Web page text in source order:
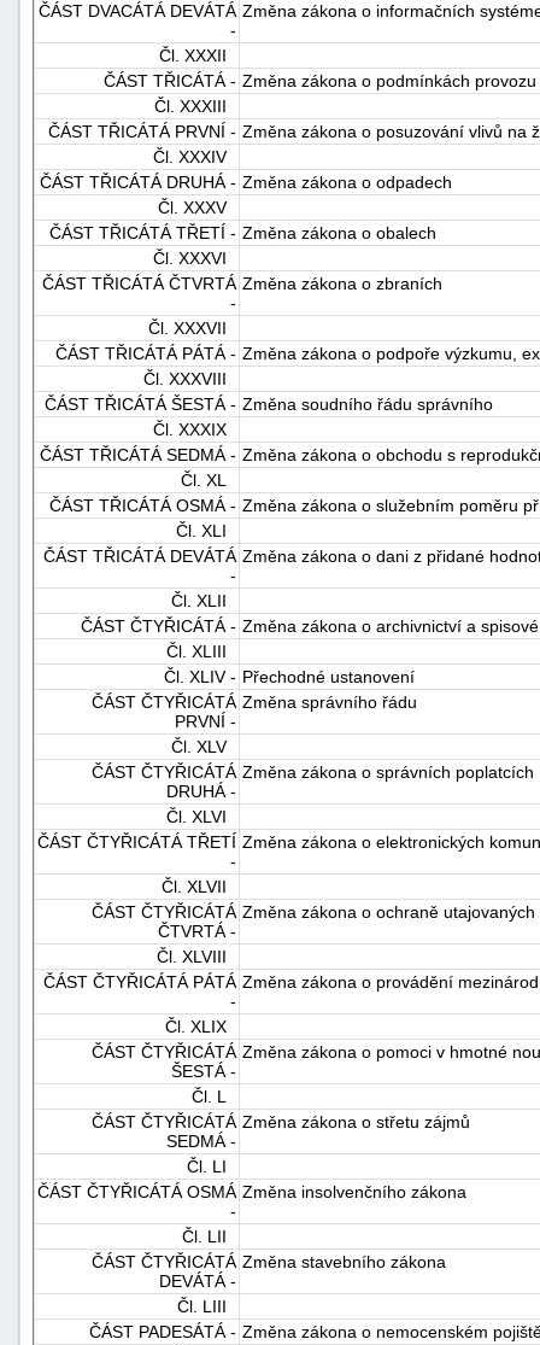
ČÁST DVACÁTÁ DEVÁTÁ
-
Změna zákona o informačních
Čl. XXXII
ČÁST TŘICÁTÁ - Změna zákona o podmínkách
Čl. XXXIII
ČÁST TŘICÁTÁ PRVNÍ - Změna zákona o posuzování vlivů na
Čl. XXXIV
ČÁST TŘICÁTÁ DRUHÁ - Změna zákona o odpadech
Čl. XXXV
ČÁST TŘICÁTÁ TŘETÍ - Změna zákona o obalech
Čl. XXXVI
ČÁST TŘICÁTÁ ČTVRTÁ
-
Změna zákona o zbraních
Čl. XXXVII
ČÁST TŘICÁTÁ PÁTÁ - Změna zákona o podpoře výzkumu,
Čl. XXXVIII
ČÁST TŘICÁTÁ ŠESTÁ - Změna soudního řádu správního
Čl. XXXIX
ČÁST TŘICÁTÁ SEDMÁ - Změna zákona o obchodu s
Čl. XL
ČÁST TŘICÁTÁ OSMÁ - Změna zákona o služebním poměru
Čl. XLI
ČÁST TŘICÁTÁ DEVÁTÁ
-
Změna zákona o dani z přidané
Čl. XLII
ČÁST ČTYŘICÁTÁ - Změna zákona o archivnictví a
Čl. XLIII
Čl. XLIV - Přechodné ustanovení
ČÁST ČTYŘICÁTÁ
PRVNÍ -
Změna správního řádu
Čl. XLV
ČÁST ČTYŘICÁTÁ
DRUHÁ -
Změna zákona o správních poplatcích
Čl. XLVI
ČÁST ČTYŘICÁTÁ TŘETÍ
-
Změna zákona o elektronických
Čl. XLVII
ČÁST ČTYŘICÁTÁ
ČTVRTÁ -
Změna zákona o ochraně
Čl. XLVIII
ČÁST ČTYŘICÁTÁ PÁTÁ
-
Změna zákona o provádění
Čl. XLIX
ČÁST ČTYŘICÁTÁ
ŠESTÁ -
Změna zákona o pomoci v hmotné
Čl. L
ČÁST ČTYŘICÁTÁ
SEDMÁ -
Změna zákona o střetu zájmů
Čl. LI
ČÁST ČTYŘICÁTÁ OSMÁ
-
Změna insolvenčního zákona
Čl. LII
ČÁST ČTYŘICÁTÁ
DEVÁTÁ -
Změna stavebního zákona
Čl. LIII
ČÁST PADESÁTÁ - Změna zákona o nemocenském